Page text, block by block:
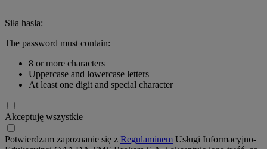
Siła hasła:
The password must contain:
8 or more characters
Uppercase and lowercase letters
At least one digit and special character
Akceptuję wszystkie
Potwierdzam zapoznanie się z Regulaminem Usługi Informacyjno-